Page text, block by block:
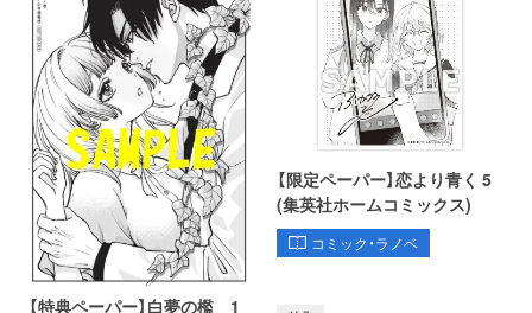
【特典ペーパー】白夢の檻 1
【限定ペーパー】恋より青く 5
(集英社ホームコミックス)
コミック・ラノベ